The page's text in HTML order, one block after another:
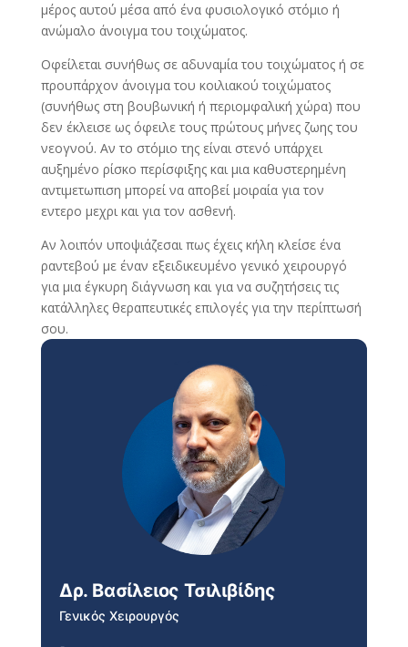
μέρος αυτού μέσα από ένα φυσιολογικό στόμιο ή
ανώμαλο άνοιγμα του τοιχώματος.
Οφείλεται συνήθως σε αδυναμία του τοιχώματος ή σε
προυπάρχον άνοιγμα του κοιλιακού τοιχώματος
(συνήθως στη βουβωνική ή περιομφαλική χώρα) που
δεν έκλεισε ως όφειλε τους πρώτους μήνες ζωης του
νεογνού. Αν το στόμιο της είναι στενό υπάρχει
αυξημένο ρίσκο περίσφιξης και μια καθυστερημένη
αντιμετωπιση μπορεί να αποβεί μοιραία για τον
εντερο μεχρι και για τον ασθενή.
Αν λοιπόν υποψιάζεσαι πως έχεις κήλη κλείσε ένα
ραντεβού με έναν εξειδικευμένο γενικό χειρουργό
για μια έγκυρη διάγνωση και για να συζητήσεις τις
κατάλληλες θεραπευτικές επιλογές για την περίπτωσή
σου.
Δρ. Βασίλειος Τσιλιβίδης
Γενικός Χειρουργός